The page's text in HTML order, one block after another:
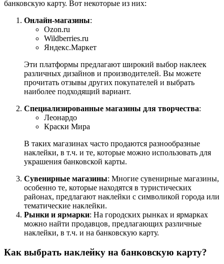
банковскую карту. Вот некоторые из них:
Онлайн-магазины:
Ozon.ru
Wildberries.ru
Яндекс.Маркет
Эти платформы предлагают широкий выбор наклеек
различных дизайнов и производителей. Вы можете
прочитать отзывы других покупателей и выбрать
наиболее подходящий вариант.
Специализированные магазины для творчества:
Леонардо
Краски Мира
В таких магазинах часто продаются разнообразные
наклейки, в т.ч. и те, которые можно использовать для
украшения банковской карты.
Сувенирные магазины: Многие сувенирные магазины,
особенно те, которые находятся в туристических
районах, предлагают наклейки с символикой города или
тематические наклейки.
Рынки и ярмарки: На городских рынках и ярмарках
можно найти продавцов, предлагающих различные
наклейки, в т.ч. и на банковскую карту.
Как выбрать наклейку на банковскую карту?